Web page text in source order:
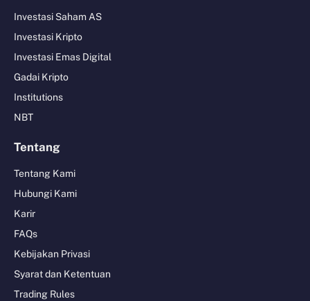
Investasi Saham AS
Investasi Kripto
Investasi Emas Digital
Gadai Kripto
Institutions
NBT
Tentang
Tentang Kami
Hubungi Kami
Karir
FAQs
Kebijakan Privasi
Syarat dan Ketentuan
Trading Rules